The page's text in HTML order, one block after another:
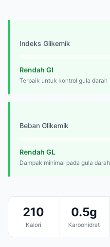
Indeks Glikemik
Rendah GI
Terbaik untuk kontrol gula darah
Beban Glikemik
Rendah GL
Dampak minimal pada gula darah
210
Kalori
0.5g
Karbohidrat